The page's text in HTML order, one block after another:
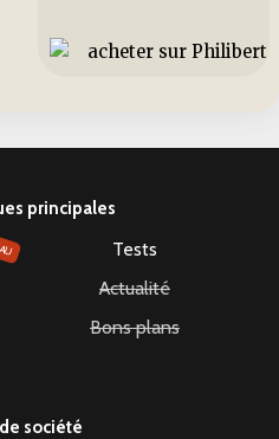
principales
Tests
Actualité
Bons plans
société